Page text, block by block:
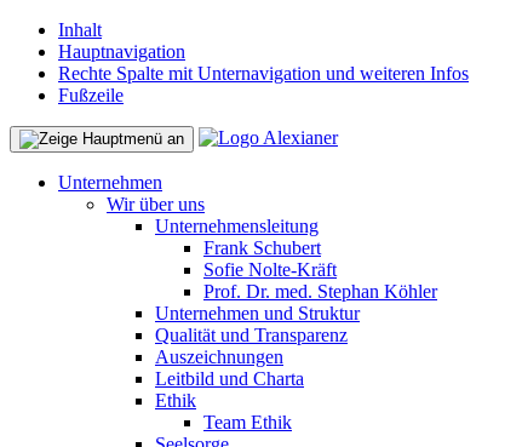
Inhalt
Hauptnavigation
Rechte Spalte mit Unternavigation und weiteren Infos
Fußzeile
Unternehmen
Wir über uns
Unternehmensleitung
Frank Schubert
Sofie Nolte-Kräft
Prof. Dr. med. Stephan Köhler
Unternehmen und Struktur
Qualität und Transparenz
Auszeichnungen
Leitbild und Charta
Ethik
Team Ethik